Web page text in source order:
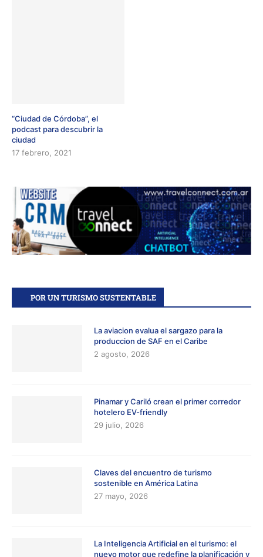
“Ciudad de Córdoba”, el
podcast para descubrir la
ciudad
17 febrero, 2021
POR UN TURISMO SUSTENTABLE
La aviacion evalua el sargazo para la
produccion de SAF en el Caribe
2 agosto, 2026
Pinamar y Cariló crean el primer corredor
hotelero EV-friendly
29 julio, 2026
Claves del encuentro de turismo
sostenible en América Latina
27 mayo, 2026
La Inteligencia Artificial en el turismo: el
nuevo motor que redefine la planificación y